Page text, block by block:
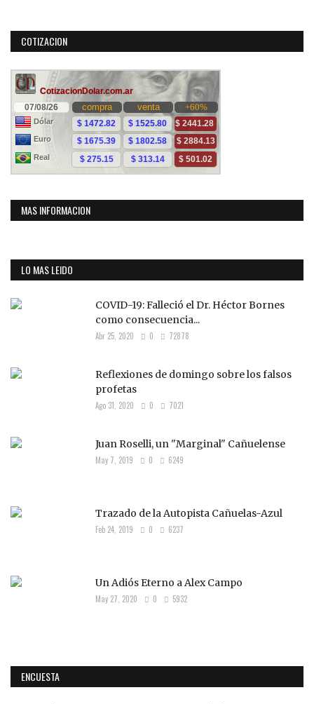
COTIZACION
MAS INFORMACION
LO MAS LEIDO
COVID-19: Falleció el Dr. Héctor Bornes
como consecuencia...
Abr 25, 2020 0 72878
Reflexiones de domingo sobre los falsos
profetas
Ago 31, 2020 0 7021
Juan Roselli, un "Marginal" Cañuelense
May 7, 2019 0 6249
Trazado de la Autopista Cañuelas-Azul
Feb 24, 2019 0 6237
Un Adiós Eterno a Alex Campo
May 27, 2020 0 5932
ENCUESTA